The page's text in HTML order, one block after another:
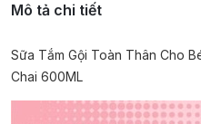
Mô tả chi tiết
Sữa Tắm Gội Toàn Thân Cho
Chai 600ML